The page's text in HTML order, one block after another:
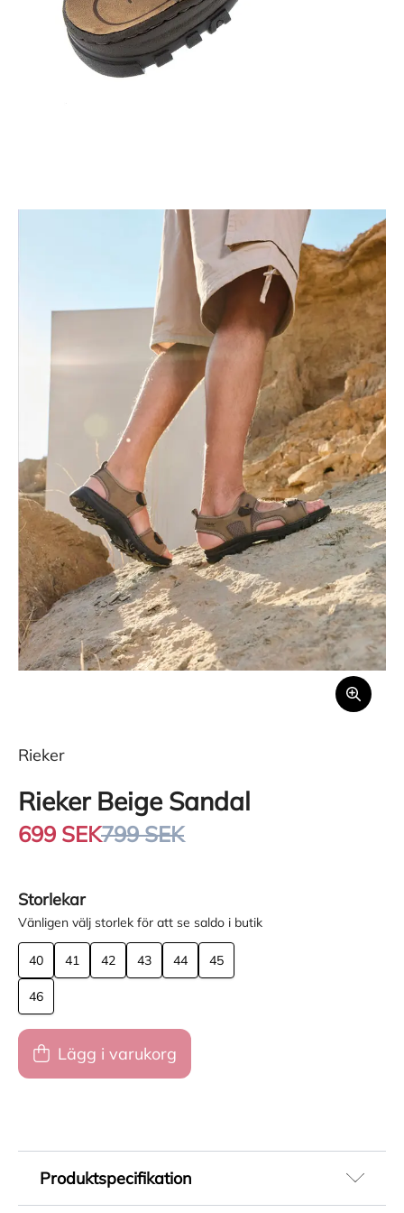
Rieker
Rieker Beige Sandal
699 SEK799 SEK
Storlekar
Vänligen välj storlek för att se saldo i butik
40 41 42 43 44 45
46
Lägg i varukorg
Produktspecifikation